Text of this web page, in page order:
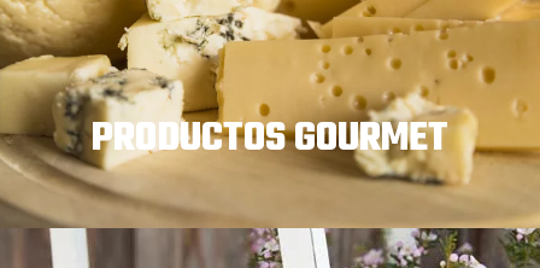
VINOS
PRODUCTOS GOURMET